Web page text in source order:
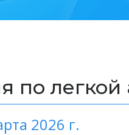
по
2026 г.